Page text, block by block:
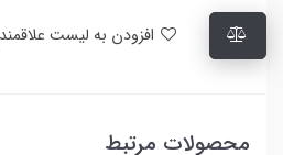
محصولات مرتبط